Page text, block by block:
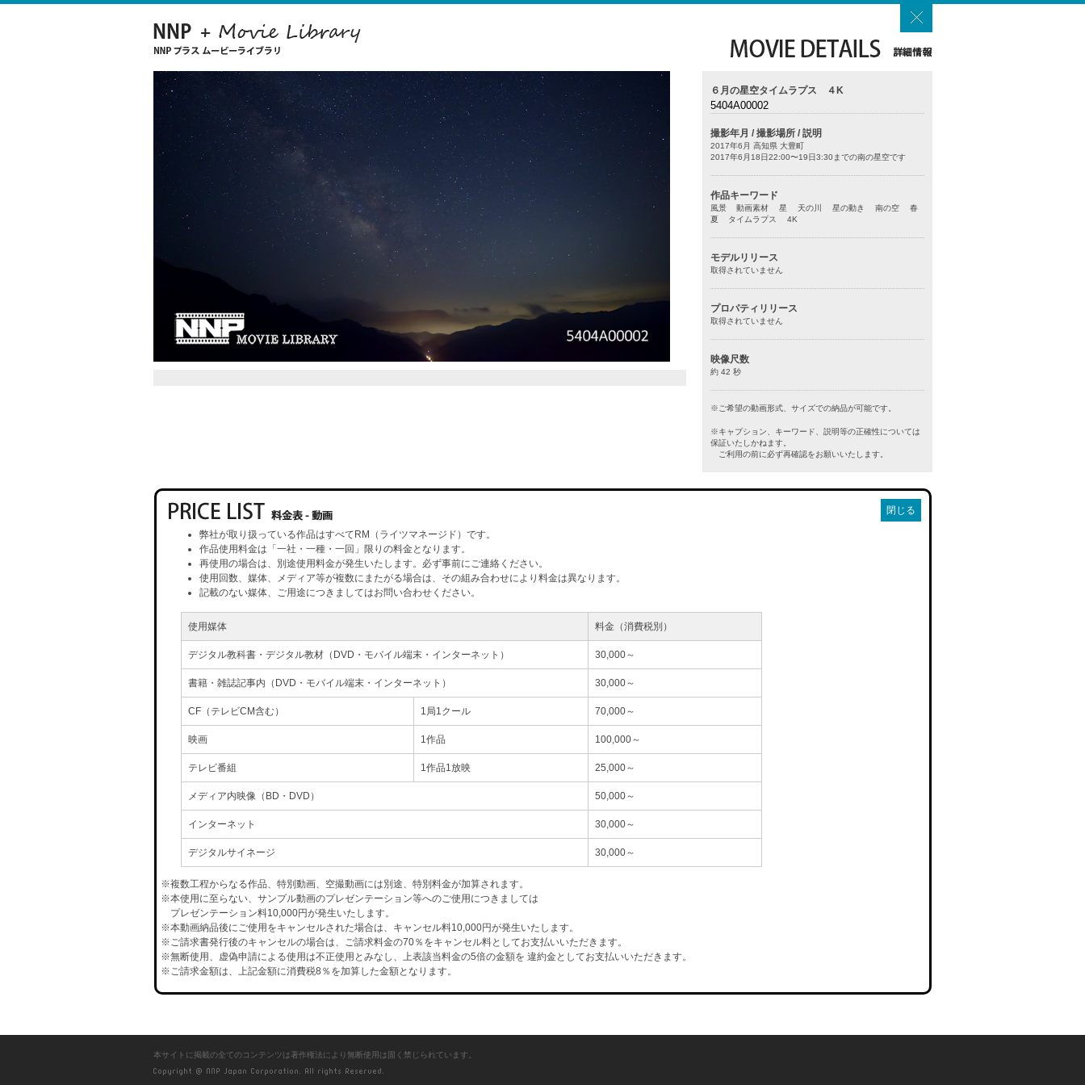
６月の星空タイムラプス ４K
5404A00002
撮影年月 / 撮影場所 / 説明
2017年6月 高知県 大豊町
2017年6月18日22:00〜19日3:30までの南の星空です
作品キーワード
風景 動画素材 星 天の川 星の動き 南の空 春
夏 タイムラプス 4K
モデルリリース
取得されていません
プロパティリリース
取得されていません
映像尺数
約 42 秒
※ご希望の動画形式、サイズでの納品が可能です。
※キャプション、キーワード、説明等の正確性については
保証いたしかねます。
ご利用の前に必ず再確認をお願いいたします。
閉じる
弊社が取り扱っている作品はすべてRM（ライツマネージド）です。
作品使用料金は「一社・一種・一回」限りの料金となります。
再使用の場合は、別途使用料金が発生いたします。必ず事前にご連絡ください。
使用回数、媒体、メディア等が複数にまたがる場合は、その組み合わせにより料金は異なります。
記載のない媒体、ご用途につきましてはお問い合わせください。
使用媒体 料金（消費税別）
デジタル教科書・デジタル教材（DVD・モバイル端末・インターネット） 30,000～
書籍・雑誌記事内（DVD・モバイル端末・インターネット） 30,000～
CF（テレビCM含む） 1局1クール 70,000～
映画 1作品 100,000～
テレビ番組 1作品1放映 25,000～
メディア内映像（BD・DVD） 50,000～
インターネット 30,000～
デジタルサイネージ 30,000～
※複数工程からなる作品、特別動画、空撮動画には別途、特別料金が加算されます。
※本使用に至らない、サンプル動画のプレゼンテーション等へのご使用につきましては
プレゼンテーション料10,000円が発生いたします。
※本動画納品後にご使用をキャンセルされた場合は、キャンセル料10,000円が発生いたします。
※ご請求書発行後のキャンセルの場合は、ご請求料金の70％をキャンセル料としてお支払いいただきます。
※無断使用、虚偽申請による使用は不正使用とみなし、上表該当料金の5倍の金額を 違約金としてお支払いいただきます。
※ご請求金額は、上記金額に消費税8％を加算した金額となります。
本サイトに掲載の全てのコンテンツは著作権法により無断使用は固く禁じられています。